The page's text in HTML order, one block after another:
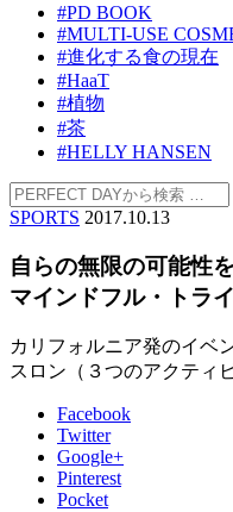
#PD BOOK
#MULTI-USE
#進化する食の現在
#HaaT
#植物
#茶
#HELLY HANSEN
SPORTS 2017.10.13
自らの無限の可能性
マインドフル・トラ
カリフォルニア発のイベ
スロン（３つのアクティ
Facebook
Twitter
Google+
Pinterest
Pocket